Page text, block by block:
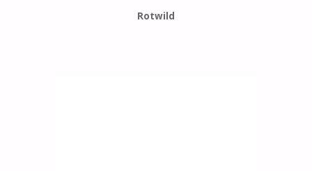
Rotwild